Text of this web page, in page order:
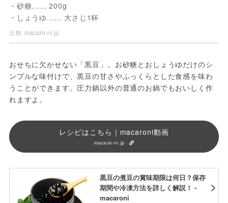
・砂糖...... 200g
・しょうゆ...... 大さじ1杯
出典: macaro-ni.jp
おせちに欠かせない「黒豆」。お砂糖とおしょうゆだけのシ
ンプルな味付けで、黒豆の甘さやふっくらとした食感を味わ
うことができます。圧力鍋以外の普通のお鍋でもおいしく作
れますよ。
レシピはこちら｜macaroni動画
macaro-ni.jp
黒豆の煮豆の賞味期限は何日？保存
期間や冷凍方法を詳しく解説！ -
macaroni